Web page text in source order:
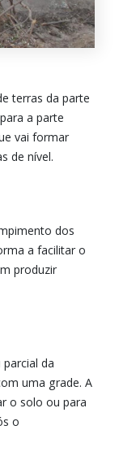
terras da parte
a parte
vai formar
de nível.
dos
a facilitar o
produzir
da
uma grade. A
o solo ou para
o